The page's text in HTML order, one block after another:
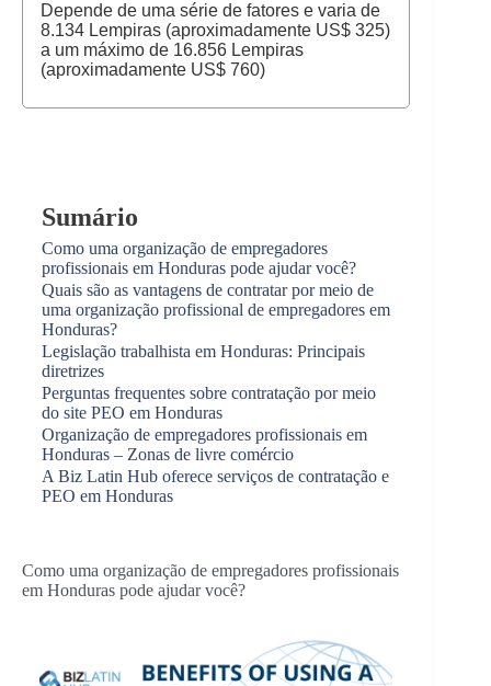
Depende de uma série de fatores e varia de
8.134 Lempiras (aproximadamente US$ 325)
a um máximo de 16.856 Lempiras
(aproximadamente US$ 760)
Sumário
Como uma organização de empregadores
profissionais em Honduras pode ajudar você?
Quais são as vantagens de contratar por meio de
uma organização profissional de empregadores em
Honduras?
Legislação trabalhista em Honduras: Principais
diretrizes
Perguntas frequentes sobre contratação por meio
do site PEO em Honduras
Organização de empregadores profissionais em
Honduras – Zonas de livre comércio
A Biz Latin Hub oferece serviços de contratação e
PEO em Honduras
Como uma organização de empregadores profissionais
em Honduras pode ajudar você?